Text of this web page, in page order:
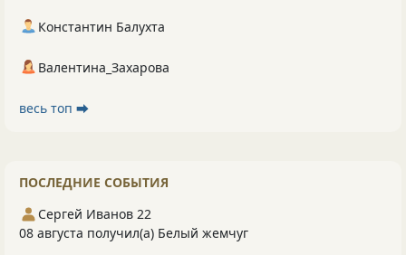
Константин Балухта
Валентина_Захарова
весь топ ⮕
ПОСЛЕДНИЕ СОБЫТИЯ
Сергей Иванов 22
08 августа получил(а) Белый жемчуг